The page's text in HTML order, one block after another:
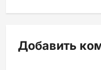
а
и
Добавить